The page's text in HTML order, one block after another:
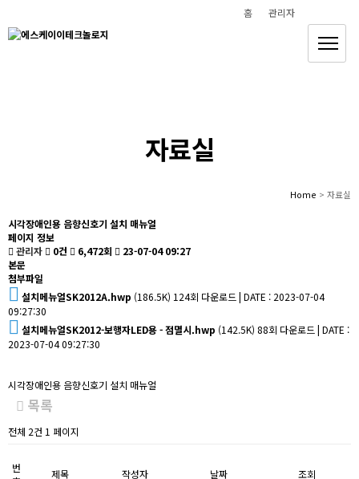
관리자
홈
자료실
Home > 자료실
시각장애인용 음향신호기 설치 매뉴얼
페이지 정보
관리자
0건 6,472회
23-07-04 09:27
본문
첨부파일
설치메뉴얼SK2012A.hwp (186.5K) 124회 다운로드 | DATE : 2023-07-04
09:27:30
설치메뉴얼SK2012-보행자LED용 - 점멸시.hwp (142.5K) 88회 다운로드 | DATE :
2023-07-04 09:27:30
시각장애인용 음향신호기 설치 매뉴얼
목록
전체 2건 1 페이지
번
제목 작성자 날짜 조회